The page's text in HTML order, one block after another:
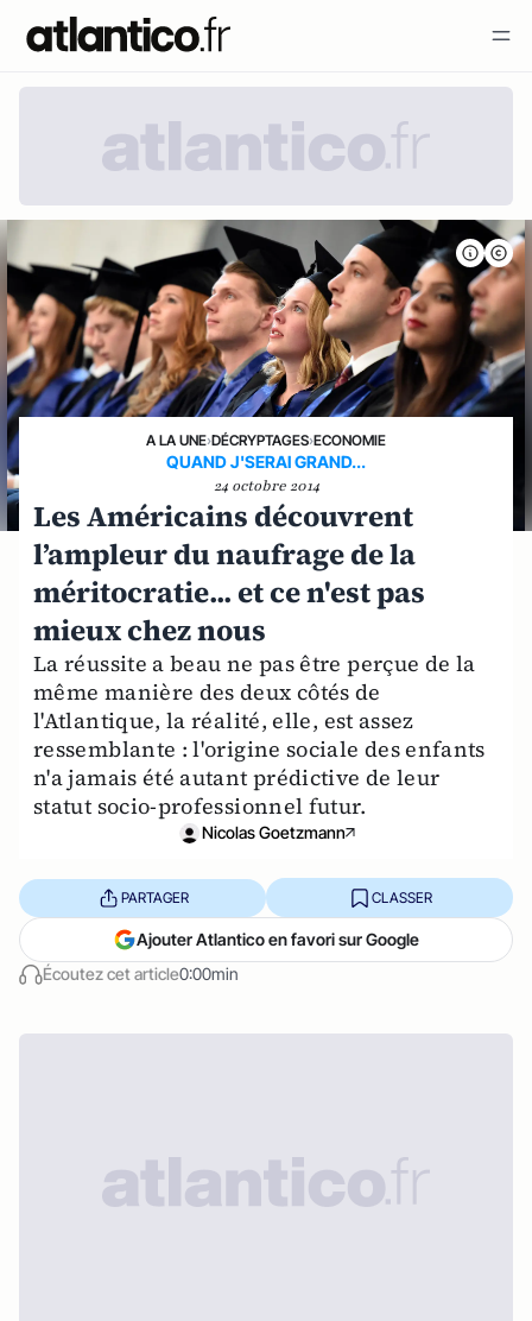
A LA UNE›DÉCRYPTAGES›ECONOMIE
QUAND J'SERAI GRAND...
24 octobre 2014
Les Américains découvrent
l’ampleur du naufrage de la
méritocratie... et ce n'est pas
mieux chez nous
La réussite a beau ne pas être perçue de la
même manière des deux côtés de
l'Atlantique, la réalité, elle, est assez
ressemblante : l'origine sociale des enfants
n'a jamais été autant prédictive de leur
statut socio-professionnel futur.
Nicolas Goetzmann
Écoutez cet article0:00min
PARTAGER CLASSER
Ajouter Atlantico en favori sur Google